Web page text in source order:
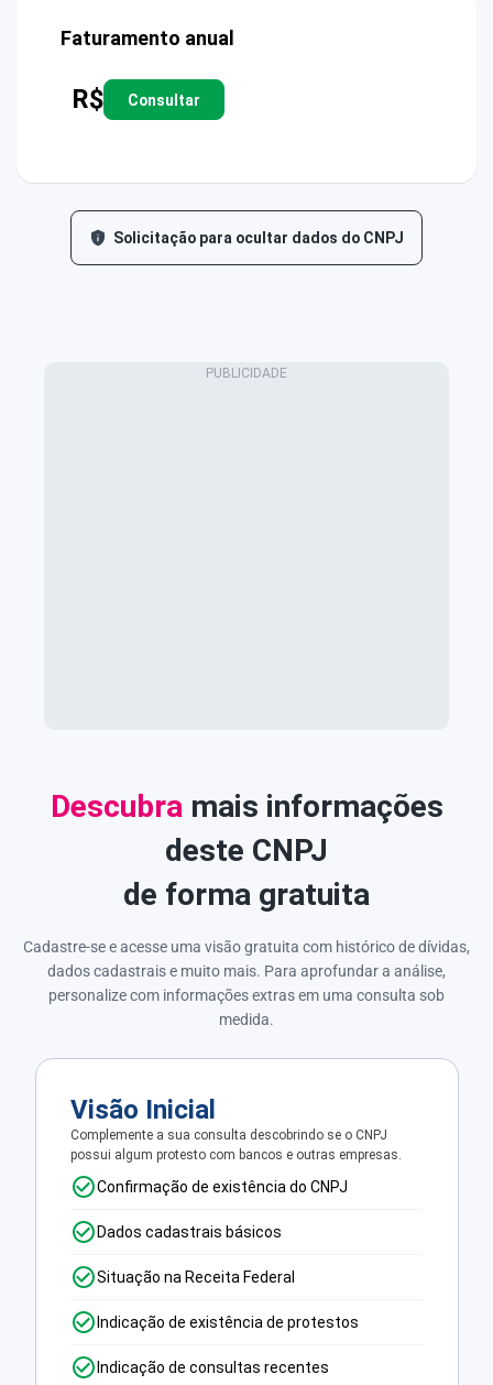
Faturamento anual
R$ Consultar
Solicitação para ocultar dados do CNPJ
Descubramais informações
deste CNPJ
de forma gratuita
Cadastre-se e acesse uma visão gratuita com histórico de dívidas,
dados cadastrais e muito mais. Para aprofundar a análise,
personalize com informações extras em uma consulta sob
medida.
Visão Inicial
Complemente a sua consulta descobrindo se o CNPJ
possui algum protesto com bancos e outras empresas.
Confirmação de existência do CNPJ
Dados cadastrais básicos
Situação na Receita Federal
Indicação de existência de protestos
Indicação de consultas recentes